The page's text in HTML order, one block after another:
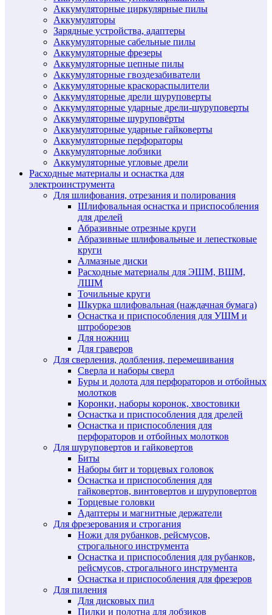
Аккумуляторные циркулярные пилы
Аккумуляторы
Зарядные устройства, адаптеры
Аккумуляторные сабельные пилы
Аккумуляторные фрезеры
Аккумуляторные цепные пилы
Аккумуляторные гвоздезабиватели
Аккумуляторные краскораспылители
Аккумуляторные дрели шуруповерты
Аккумуляторные ударные дрели-шуруповерты
Аккумуляторные шуруповёрты
Аккумуляторные ударные гайковерты
Аккумуляторные перфораторы
Аккумуляторные лобзики
Аккумуляторные угловые дрели
Расходные материалы и оснастка для
электроинструмента
Для шлифования, отрезания и полирования
Шлифовальная оснастка и приспособления
для дрелей
Абразивные отрезные круги
Абразивные шлифовальные и лепестковые
круги
Алмазные диски
Расходные материалы для ЭШМ, ВШМ,
ЛШМ
Точильные круги
Шкурка шлифовальная (наждачная бумага)
Оснастка и приспособления для УШМ и
штроборезов
Для ножниц
Для граверов
Для сверления, долбления, перемешивания
Сверла и наборы сверл
Буры и долота для перфораторов и отбойных
молотков
Коронки, наборы коронок, хвостовики
Оснастка и приспособления для дрелей
Оснастка и приспособления для
перфораторов и отбойных молотков
Для шуруповертов и гайковертов
Биты
Наборы бит и торцевых головок
Оснастка и приспособления для
гайковертов, винтовертов и шуруповертов
Торцевые головки
Адаптеры и магнитные держатели
Для фрезерования и строгания
Ножи для рубанков, рейсмусов,
строгального инструмента
Оснастка и приспособления для рубанков,
рейсмусов, строгального инструмента
Оснастка и приспособления для фрезеров
Для пиления
Для дисковых пил
Пилки и полотна для лобзиков